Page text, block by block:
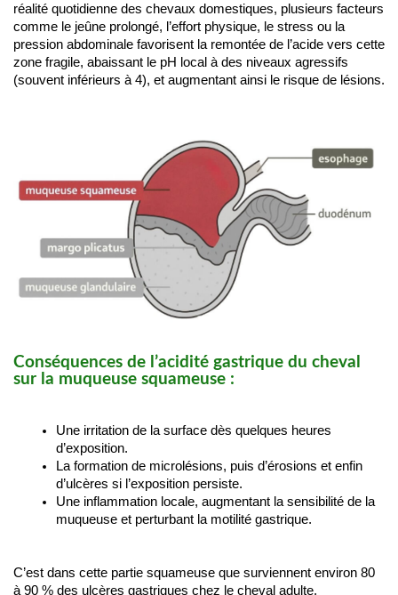
réalité quotidienne des chevaux domestiques, plusieurs facteurs
comme le jeûne prolongé, l’effort physique, le stress ou la
pression abdominale favorisent la remontée de l’acide vers cette
zone fragile, abaissant le pH local à des niveaux agressifs
(souvent inférieurs à 4), et augmentant ainsi le risque de lésions.
Conséquences de l’acidité gastrique du cheval
sur la muqueuse squameuse :
Une irritation de la surface dès quelques heures
d’exposition.
La formation de microlésions, puis d’érosions et enfin
d’ulcères si l’exposition persiste.
Une inflammation locale, augmentant la sensibilité de la
muqueuse et perturbant la motilité gastrique.
C’est dans cette partie squameuse que surviennent environ 80
à 90 % des ulcères gastriques chez le cheval adulte.